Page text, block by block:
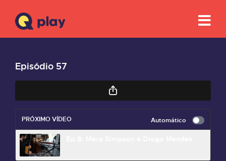
Episódio 57
PRÓXIMO VÍDEO Automático